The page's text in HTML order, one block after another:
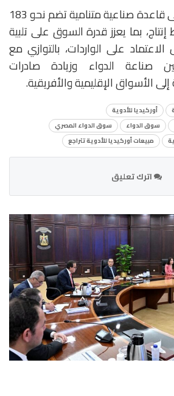
ويستند نمو القطاع إلى قاعدة صناعية متنامية تضم نحو 183
خطوط إنتاج، بما يعزز قدرة السوق على تلبية
على الواردات، بالتوازي مع
صناعة الدواء وزيادة صادرات
الأسواق الإقليمية والأفريقية.
أوركيديا للأدوية
سوق الدواء
سوق الدواء المصري
مبيعات أوركيديا للأدوية تتراجع
اترك تعليق